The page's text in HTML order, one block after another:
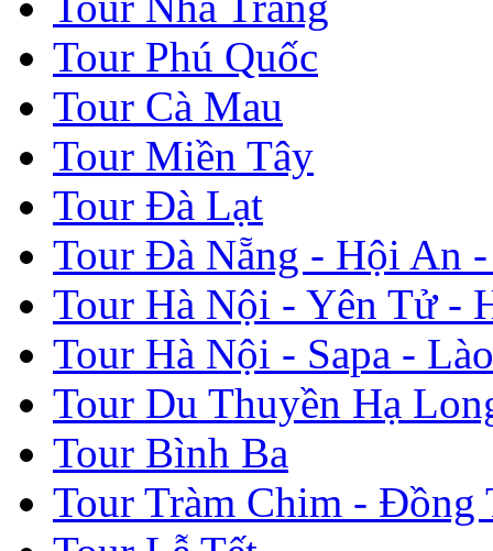
Tour Phú Quốc
Tour Cà Mau
Tour Miền Tây
Tour Đà Lạt
Tour Đà Nẵng - Hội An
Tour Hà Nội - Yên Tử -
Tour Hà Nội - Sapa -
Tour Du Thuyền Hạ
Tour Bình Ba
Tour Tràm Chim - Đồng